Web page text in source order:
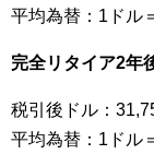
平均為替：1ドル
完全リタイア2年
税引後ドル：
平均為替：1ドル